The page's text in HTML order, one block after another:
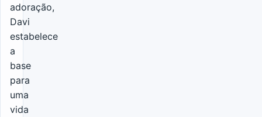
adoração,
Davi
estabelece
a
base
para
uma
vida